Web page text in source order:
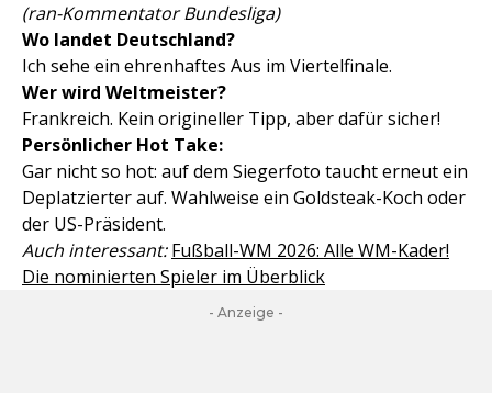
(ran-Kommentator Bundesliga)
Wo landet Deutschland?
Ich sehe ein ehrenhaftes Aus im Viertelfinale.
Wer wird Weltmeister?
Frankreich. Kein origineller Tipp, aber dafür sicher!
Persönlicher Hot Take:
Gar nicht so hot: auf dem Siegerfoto taucht erneut ein
Deplatzierter auf. Wahlweise ein Goldsteak-Koch oder
der US-Präsident.
Auch interessant: Fußball-WM 2026: Alle WM-Kader!
Die nominierten Spieler im Überblick
- Anzeige -